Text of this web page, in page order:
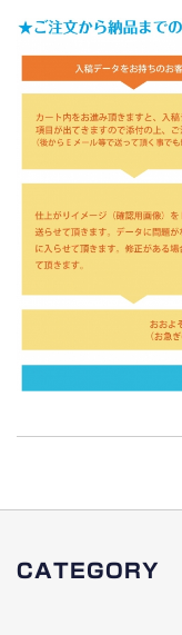
CATEGORY